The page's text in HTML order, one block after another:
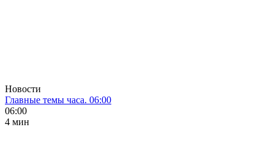
Новости
Главные темы часа. 06:00
06:00
4 мин